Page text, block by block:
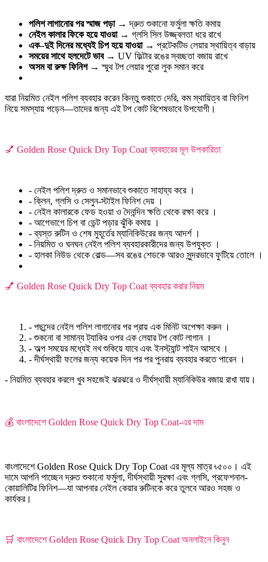
পলিশ লাগানোর পর স্মাজ পড়া → দ্রুত শুকানো ফর্মুলা ক্ষতি কমায়
নেইল কালার ফিকে হয়ে যাওয়া → গ্লসি সিল উজ্জ্বলতা ধরে রাখে
এক–দুই দিনের মধ্যেই চিপ হয়ে যাওয়া→ প্রটেকটিভ লেয়ার স্থায়িত্ব বাড়ায়
সময়ের সাথে হলদেটে ভাব→ UV ফিল্টার রঙের স্বচ্ছতা বজায় রাখে
অসম বা রুক্ষ ফিনিশ→ স্মুথ টপ লেয়ার পুরো লুক সমান করে
যারা নিয়মিত নেইল পলিশ ব্যবহার করেন কিন্তু শুকাতে দেরি, কম স্থায়িত্ব বা ফিনিশ
নিয়ে সমস্যায় পড়েন—তাদের জন্য এই টপ কোট বিশেষভাবে উপযোগী।
💅 Golden Rose Quick Dry Top Coat ব্যবহারের মূল উপকারিতা
- নেইল পলিশ দ্রুত ও সমানভাবে শুকাতে সাহায্য করে ।
- ক্লিন, গ্লসি ও সেলুন-স্টাইল ফিনিশ দেয় ।
- নেইল কালারকে ফেড হওয়া ও দৈনন্দিন ক্ষতি থেকে রক্ষা করে ।
- আগেভাগে চিপ বা ডেন্ট পড়ার ঝুঁকি কমায় ।
- ব্যস্ত রুটিন ও শেষ মুহূর্তের ম্যানিকিউরের জন্য আদর্শ ।
- নিয়মিত ও ঘনঘন নেইল পলিশ ব্যবহারকারীদের জন্য উপযুক্ত ।
- হালকা নিউড থেকে বোল্ড—সব রঙের শেডকে আরও সুন্দরভাবে ফুটিয়ে তোলে ।
💅 Golden Rose Quick Dry Top Coat ব্যবহার করার নিয়ম
- পছন্দের নেইল পলিশ লাগানোর পর প্রায় এক মিনিট অপেক্ষা করুন ।
- শুকনো বা সামান্য ট্যাকির ওপর এক লেয়ার টপ কোট লাগান ।
- অল্প সময়ের মধ্যেই নখ শুকিয়ে যাবে এবং ইনস্ট্যান্ট শাইন আসবে ।
- দীর্ঘস্থায়ী ফলের জন্য কয়েক দিন পর পর পুনরায় ব্যবহার করতে পারেন ।
- নিয়মিত ব্যবহার করলে খুব সহজেই ঝরঝরে ও দীর্ঘস্থায়ী ম্যানিকিউর বজায় রাখা যায়।
💰 বাংলাদেশে Golden Rose Quick Dry Top Coat-এর দাম
বাংলাদেশে Golden Rose Quick Dry Top Coat এর মূল্য মাত্র ৳৫০০। এই
দামে আপনি পাচ্ছেন দ্রুত শুকানো ফর্মুলা, দীর্ঘস্থায়ী সুরক্ষা এবং গ্লসি, প্রফেশনাল-
কোয়ালিটির ফিনিশ—যা আপনার নেইল কেয়ার রুটিনকে করে তুলবে আরও সহজ ও
কার্যকর।
🛒 বাংলাদেশে Golden Rose Quick Dry Top Coat অনলাইনে কিনুন